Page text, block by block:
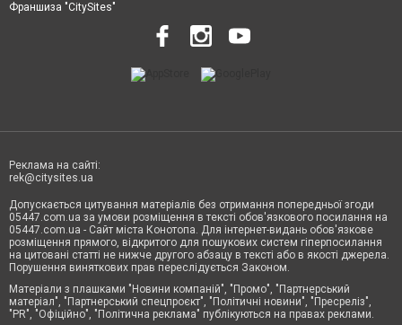
Франшиза "CitySites"
Реклама на сайті:
rek@citysites.ua
Допускається цитування матеріалів без отримання попередньої згоди
05447.com.ua за умови розміщення в тексті обов'язкового посилання на
05447.com.ua - Сайт міста Конотопа. Для інтернет-видань обов'язкове
розміщення прямого, відкритого для пошукових систем гіперпосилання
на цитовані статті не нижче другого абзацу в тексті або в якості джерела.
Порушення виняткових прав переслідується Законом.
Матеріали з плашками "Новини компаній", "Промо", "Партнерський
матеріал", "Партнерський спецпроєкт", "Політичні новини", "Пресреліз",
"PR", "Офіційно", "Політична реклама" публікуються на правах реклами.